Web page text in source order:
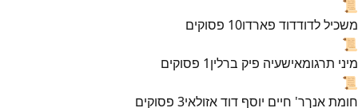
📜
משכיל לדודדוד פארדו10 פסוקים
📜
מיני תרגומאישעיה פיק ברלין1 פסוקים
📜
חומת אנךר' חיים יוסף דוד אזולאי3 פסוקים